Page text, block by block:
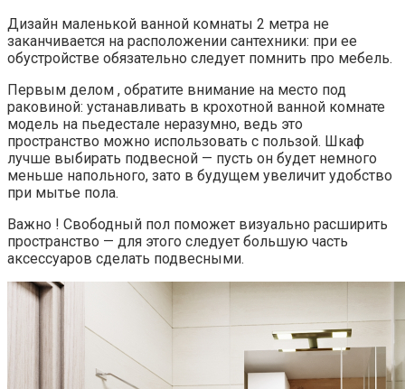
Дизайн маленькой ванной комнаты 2 метра не
заканчивается на расположении сантехники: при ее
обустройстве обязательно следует помнить про мебель.
Первым делом , обратите внимание на место под
раковиной: устанавливать в крохотной ванной комнате
модель на пьедестале неразумно, ведь это
пространство можно использовать с пользой. Шкаф
лучше выбирать подвесной — пусть он будет немного
меньше напольного, зато в будущем увеличит удобство
при мытье пола.
Важно ! Свободный пол поможет визуально расширить
пространство — для этого следует большую часть
аксессуаров сделать подвесными.